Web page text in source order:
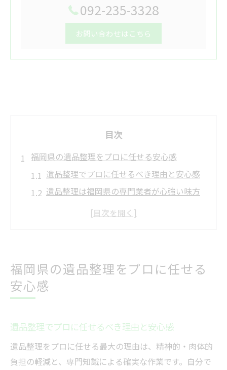
092-235-3328
お問い合わせはこちら
目次
福岡県の遺品整理をプロに任せる安心感
遺品整理でプロに任せるべき理由と安心感
遺品整理は福岡県の専門業者が心強い味方
プロの遺品整理で得られるサポートの特徴
遺品整理で寄り添うプロの対応事例を紹介
遺品整理の費用目安やポイント徹底解説
遺品整理で知っておきたい料金体系の特徴
費用を抑える遺品整理の賢い依頼方法とは
遺品整理の無料見積もり活用術を解説
福岡県の遺品整理をプロに任せる
安心感
遺品整理でプロに任せるべき理由と安心感
遺品整理をプロに任せる最大の理由は、精神的・肉体的
負担の軽減と、専門知識による確実な作業です。自分で